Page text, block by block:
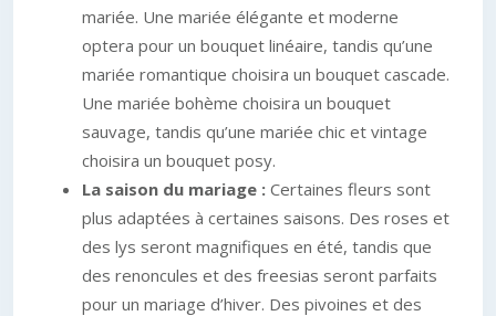
mariée. Une mariée élégante et moderne
optera pour un bouquet linéaire, tandis qu’une
mariée romantique choisira un bouquet cascade.
Une mariée bohème choisira un bouquet
sauvage, tandis qu’une mariée chic et vintage
choisira un bouquet posy.
La saison du mariage : Certaines fleurs sont
plus adaptées à certaines saisons. Des roses et
des lys seront magnifiques en été, tandis que
des renoncules et des freesias seront parfaits
pour un mariage d’hiver. Des pivoines et des